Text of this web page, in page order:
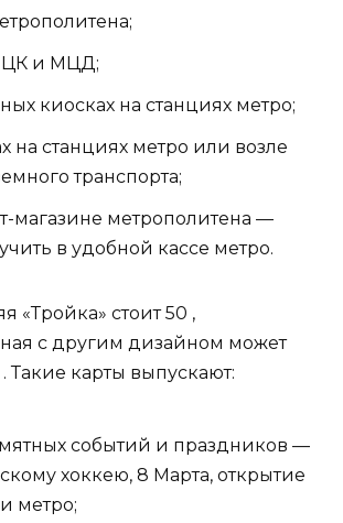
и МЦД;
киосках на станциях метро;
на станциях метро или возле
транспорта;
магазине метрополитена —
в удобной кассе метро.
«Тройка» стоит 50 ,
с другим дизайном может
Такие карты выпускают:
событий и праздников —
хоккею, 8 Марта, открытие
метро;